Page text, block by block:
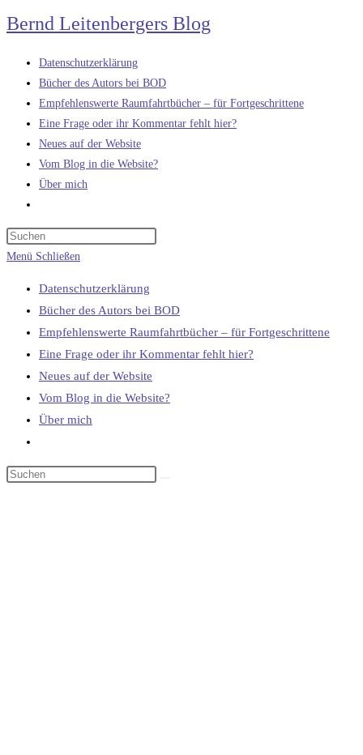
Zum
Inhalt
springen
Bernd Leitenbergers Blog
Datenschutzerklärung
Bücher des Autors bei BOD
Empfehlenswerte Raumfahrtbücher – für Fortgeschrittene
Eine Frage oder ihr Kommentar fehlt hier?
Neues auf der Website
Vom Blog in die Website?
Über mich
umschalten
Menü Schließen
Datenschutzerklärung
Bücher des Autors bei BOD
Empfehlenswerte Raumfahrtbücher – für Fortgeschrittene
Eine Frage oder ihr Kommentar fehlt hier?
Neues auf der Website
Vom Blog in die Website?
Über mich
umschalten